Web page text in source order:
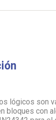
lógicos son
bloques con